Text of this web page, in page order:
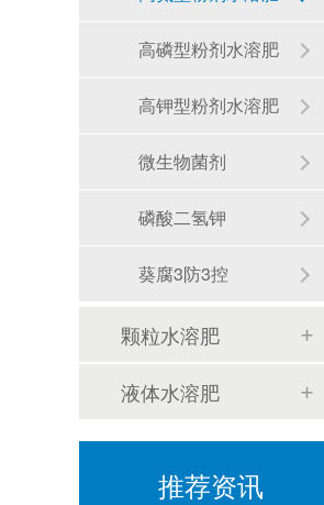
高磷型粉剂水溶肥
高钾型粉剂水溶肥
微生物菌剂
磷酸二氢钾
葵腐3防3控
颗粒水溶肥
液体水溶肥
推荐资讯
小麦种植：晚播小麦返青期管理要点
大姜种植如何降低风险增加收益？